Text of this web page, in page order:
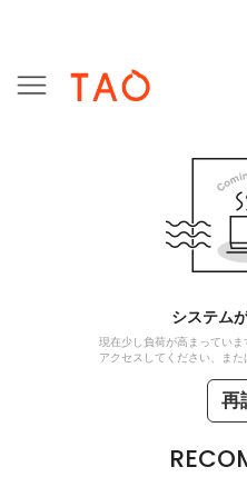
システム
現在少し負荷が高まってい
アクセスしてください、ま
再